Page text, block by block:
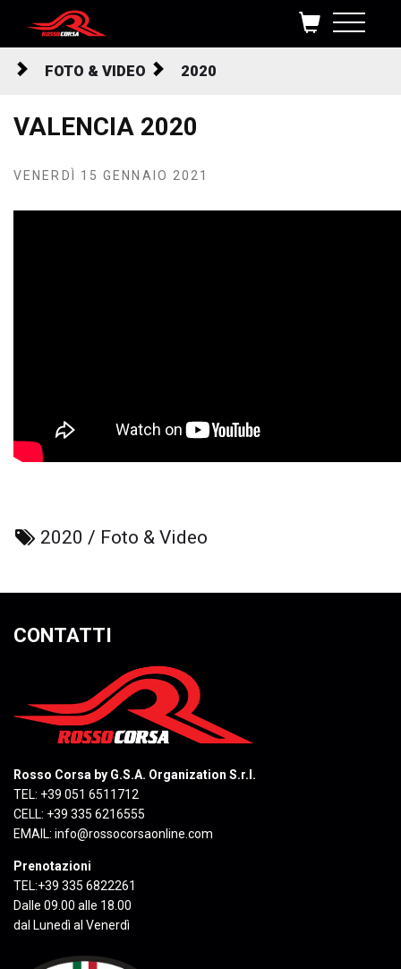
Salta al contenuto
FOTO & VIDEO 2020
VALENCIA 2020
VENERDÌ 15 GENNAIO 2021
2020 / Foto & Video
CONTATTI
Rosso Corsa by G.S.A. Organization S.r.l.
TEL: +39 051 6511712
CELL: +39 335 6216555
EMAIL: info@rossocorsaonline.com
Prenotazioni
TEL:+39 335 6822261
Dalle 09.00 alle 18.00
dal Lunedì al Venerdì